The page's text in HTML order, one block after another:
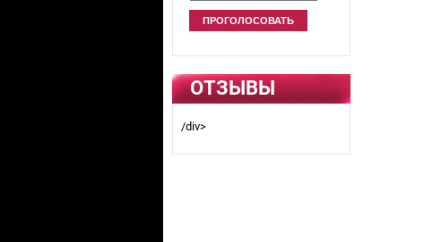
ОТЗЫВЫ
/div>